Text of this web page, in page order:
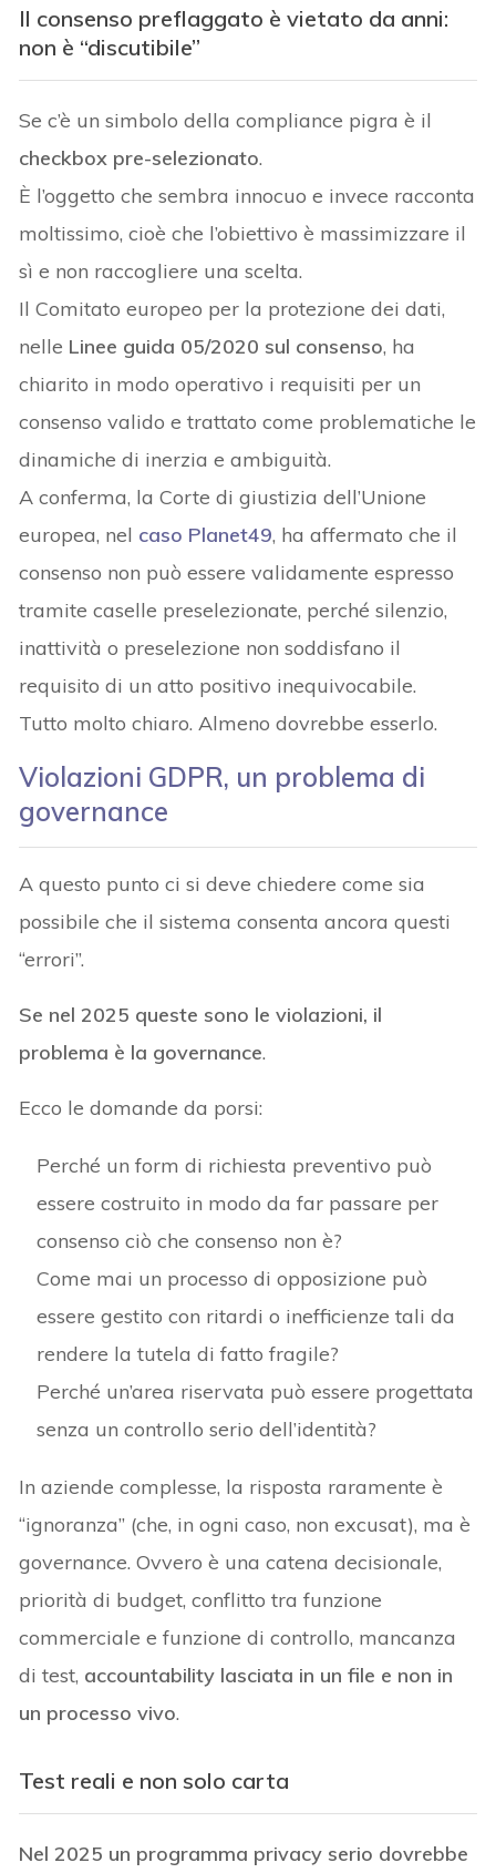
Il consenso preflaggato è vietato da anni:
non è “discutibile”
Se c’è un simbolo della compliance pigra è il
checkbox pre-selezionato.
È l’oggetto che sembra innocuo e invece racconta
moltissimo, cioè che l’obiettivo è massimizzare il
sì e non raccogliere una scelta.
Il Comitato europeo per la protezione dei dati,
nelle Linee guida 05/2020 sul consenso, ha
chiarito in modo operativo i requisiti per un
consenso valido e trattato come problematiche le
dinamiche di inerzia e ambiguità.
A conferma, la Corte di giustizia dell’Unione
europea, nel caso Planet49, ha affermato che il
consenso non può essere validamente espresso
tramite caselle preselezionate, perché silenzio,
inattività o preselezione non soddisfano il
requisito di un atto positivo inequivocabile.
Tutto molto chiaro. Almeno dovrebbe esserlo.
Violazioni GDPR, un problema di
governance
A questo punto ci si deve chiedere come sia
possibile che il sistema consenta ancora questi
“errori”.
Se nel 2025 queste sono le violazioni, il
problema è la governance.
Ecco le domande da porsi:
Perché un form di richiesta preventivo può
essere costruito in modo da far passare per
consenso ciò che consenso non è?
Come mai un processo di opposizione può
essere gestito con ritardi o inefficienze tali da
rendere la tutela di fatto fragile?
Perché un’area riservata può essere progettata
senza un controllo serio dell’identità?
In aziende complesse, la risposta raramente è
“ignoranza” (che, in ogni caso, non excusat), ma è
governance. Ovvero è una catena decisionale,
priorità di budget, conflitto tra funzione
commerciale e funzione di controllo, mancanza
di test, accountability lasciata in un file e non in
un processo vivo.
Test reali e non solo carta
Nel 2025 un programma privacy serio dovrebbe